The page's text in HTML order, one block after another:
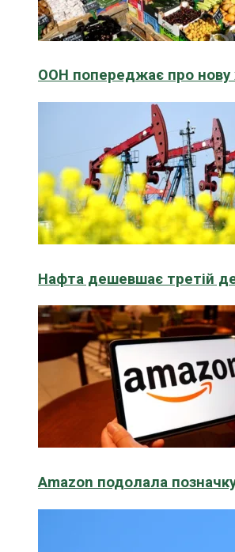
ООН попереджає про нову
Нафта дешевшає третій
Amazon подолала